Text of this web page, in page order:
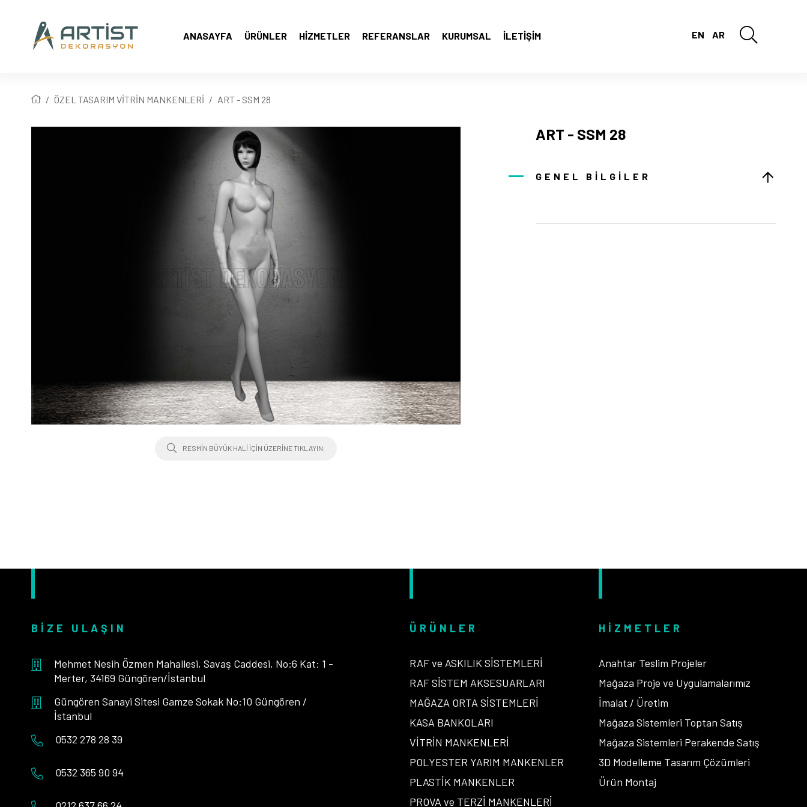
ANASAYFA ÜRÜNLER HIZMETLER REFERANSLAR KURUMSAL İLETIŞIM EN AR
ÖZEL TASARIM VİTRİN MANKENLERİ ART - SSM 28
RESMIN BÜYÜK HALI IÇIN ÜZERINE TIKLAYIN.
ART - SSM 28
GENEL BILGILER
BIZE ULAŞIN
Mehmet Nesih Özmen Mahallesi, Savaş Caddesi, No:6 Kat: 1 -
Merter, 34169 Güngören/İstanbul
Güngören Sanayi Sitesi Gamze Sokak No:10 Güngören /
İstanbul
0532 278 28 39
0532 365 90 94
ÜRÜNLER
RAF ve ASKILIK SİSTEMLERİ
RAF SİSTEM AKSESUARLARI
MAĞAZA ORTA SİSTEMLERİ
KASA BANKOLARI
VİTRİN MANKENLERİ
POLYESTER YARIM MANKENLER
PLASTİK MANKENLER
PROVA ve TERZİ MANKENLERİ
HIZMETLER
Anahtar Teslim Projeler
Mağaza Proje ve Uygulamalarımız
İmalat / Üretim
Mağaza Sistemleri Toptan Satış
Mağaza Sistemleri Perakende Satış
3D Modelleme Tasarım Çözümleri
Ürün Montaj